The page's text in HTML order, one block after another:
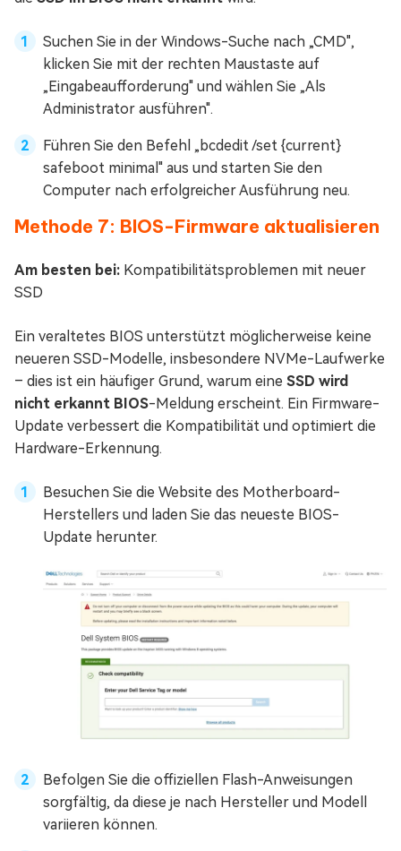
Suchen Sie in der Windows-Suche nach „CMD",
klicken Sie mit der rechten Maustaste auf
„Eingabeaufforderung" und wählen Sie „Als
Administrator ausführen".
Führen Sie den Befehl „bcdedit /set {current}
safeboot minimal" aus und starten Sie den
Computer nach erfolgreicher Ausführung neu.
Methode 7: BIOS-Firmware aktualisieren
Am besten bei: Kompatibilitätsproblemen mit neuer
SSD
Ein veraltetes BIOS unterstützt möglicherweise keine
neueren SSD-Modelle, insbesondere NVMe-Laufwerke
– dies ist ein häufiger Grund, warum eine SSD wird
nicht erkannt BIOS-Meldung erscheint. Ein Firmware-
Update verbessert die Kompatibilität und optimiert die
Hardware-Erkennung.
Besuchen Sie die Website des Motherboard-
Herstellers und laden Sie das neueste BIOS-
Update herunter.
Befolgen Sie die offiziellen Flash-Anweisungen
sorgfältig, da diese je nach Hersteller und Modell
variieren können.